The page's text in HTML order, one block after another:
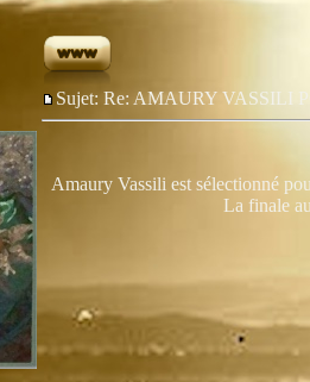
Sujet: Re: AMAURY VASSILI
Amaury Vassili est sélectionné
La finale